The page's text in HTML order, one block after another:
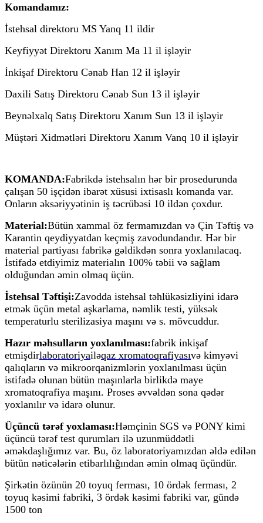
Komandamız:
İstehsal direktoru MS Yanq 11 ildir
Keyfiyyət Direktoru Xanım Ma 11 il işləyir
İnkişaf Direktoru Cənab Han 12 il işləyir
Daxili Satış Direktoru Cənab Sun 13 il işləyir
Beynəlxalq Satış Direktoru Xanım Sun 13 il işləyir
Müştəri Xidmətləri Direktoru Xanım Vanq 10 il işləyir
KOMANDA:Fabrikdə istehsalın hər bir prosedurunda
çalışan 50 işçidən ibarət xüsusi ixtisaslı komanda var.
Onların əksəriyyətinin iş təcrübəsi 10 ildən çoxdur.
Material:Bütün xammal öz fermamızdan və Çin Təftiş və
Karantin qeydiyyatdan keçmiş zavodundandır. Hər bir
material partiyası fabrikə gəldikdən sonra yoxlanılacaq.
İstifadə etdiyimiz materialın 100% təbii və sağlam
olduğundan əmin olmaq üçün.
İstehsal Təftişi:Zavodda istehsal təhlükəsizliyini idarə
etmək üçün metal aşkarlama, nəmlik testi, yüksək
temperaturlu sterilizasiya maşını və s. mövcuddur.
Hazır məhsulların yoxlanılması:fabrik inkişaf
etmişdirlaboratoriyailəqaz xromatoqrafiyasıvə kimyəvi
qalıqların və mikroorqanizmlərin yoxlanılması üçün
istifadə olunan bütün maşınlarla birlikdə maye
xromatoqrafiya maşını. Proses əvvəldən sona qədər
yoxlanılır və idarə olunur.
Üçüncü tərəf yoxlaması:Həmçinin SGS və PONY kimi
üçüncü tərəf test qurumları ilə uzunmüddətli
əməkdaşlığımız var. Bu, öz laboratoriyamızdan əldə edilən
bütün nəticələrin etibarlılığından əmin olmaq üçündür.
Şirkətin özünün 20 toyuq ferması, 10 ördək ferması, 2
toyuq kəsimi fabriki, 3 ördək kəsimi fabriki var, gündə
1500 ton